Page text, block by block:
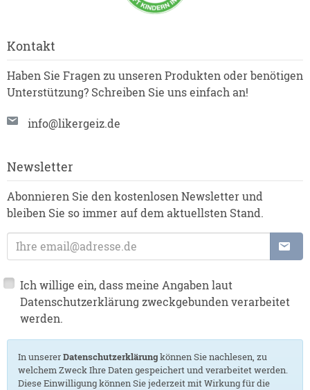
Kontakt
Haben Sie Fragen zu unseren Produkten oder benötigen
Unterstützung? Schreiben Sie uns einfach an!
info@likergeiz.de
Newsletter
Abonnieren Sie den kostenlosen Newsletter und
bleiben Sie so immer auf dem aktuellsten Stand.
E-Mail-Adresse:
Ich willige ein, dass meine Angaben laut
Datenschutzerklärung zweckgebunden verarbeitet
werden.
In unsererDatenschutzerklärungkönnen Sie nachlesen, zu
welchem Zweck Ihre Daten gespeichert und verarbeitet werden.
Diese Einwilligung können Sie jederzeit mit Wirkung für die